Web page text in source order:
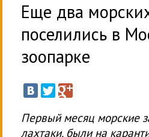
Еще два
поселились в
зоопарке
Первый месяц морские
лахтаки, были на